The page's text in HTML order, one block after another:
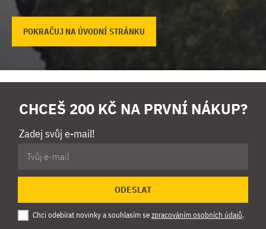
POKRAČUJ NA ÚVODNÍ STRÁNKU
CHCEŠ 200 KČ NA PRVNÍ NÁKUP?
Zadej svůj e-mail!
ODESLAT
Chci odebírat novinky a souhlasím sezpracováním osobních údajů.